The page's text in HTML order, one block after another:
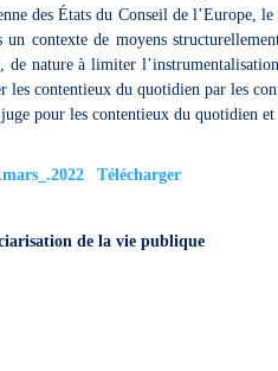
des États du Conseil de l’Europe,
un contexte de moyens
de nature à limiter
contentieux du quotidien par les
pour les contentieux du quotidien
Télécharger
de la vie publique